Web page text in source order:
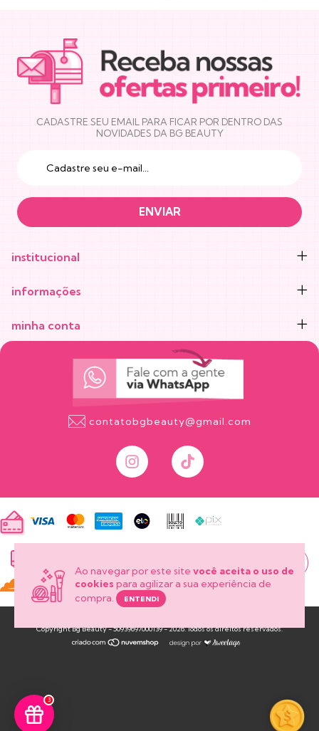
Ao navegar por este site você aceita o uso de
cookies para agilizar a sua experiência de
compra.
ENTENDI
NEWSLETTER
CADASTRE SEU EMAIL PARA FICAR POR DENTRO DAS
NOVIDADES DA BG BEAUTY
institucional
informações
minha conta
contatobgbeauty@gmail.com
meu pedido?
Copyright Bg Beauty - 50939697000139 - 2026. Todos os direitos reservados.
3